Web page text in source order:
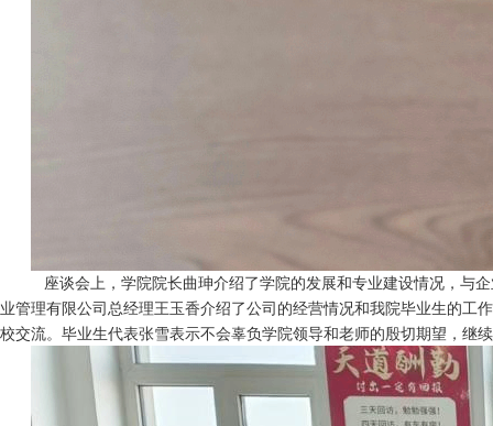
座谈会上，学院院长曲珅介绍了学院的发展和专业建设情况 ， 与
业管理有限公司总经理王玉香介绍了公司的经营情况和我院毕业生的工
校交流。 毕业生代表张雪表示不会辜负学院领导和老师的殷切期望， 继续